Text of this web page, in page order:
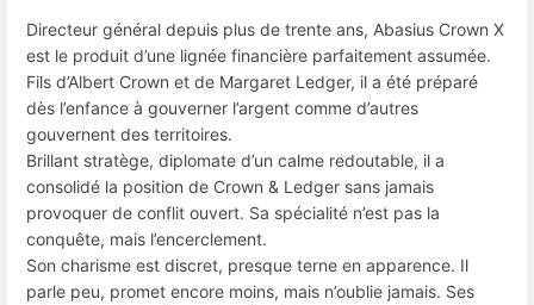
Directeur général depuis plus de trente ans, Abasius Crown X
est le produit d’une lignée financière parfaitement assumée.
Fils d’Albert Crown et de Margaret Ledger, il a été préparé
dès l’enfance à gouverner l’argent comme d’autres
gouvernent des territoires.
Brillant stratège, diplomate d’un calme redoutable, il a
consolidé la position de Crown & Ledger sans jamais
provoquer de conflit ouvert. Sa spécialité n’est pas la
conquête, mais l’encerclement.
Son charisme est discret, presque terne en apparence. Il
parle peu, promet encore moins, mais n’oublie jamais. Ses